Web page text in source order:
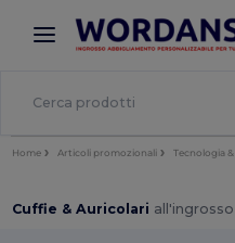
× App Wordans
Prezzi migliori sull'app!
Home Articoli promozionali Tecnologia &
Cuffie & Auricolari